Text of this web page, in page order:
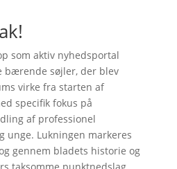
som aktiv nyhedsportal
bærende søjler, der blev
virke fra starten af
specifik fokus på
af professionel
unge. Lukningen markeres
gennem bladets historie og